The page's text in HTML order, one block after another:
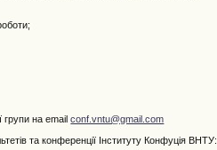
групи на emailconf.vntu@gmail.com
та конференції Інституту Конфуція ВНТУ: